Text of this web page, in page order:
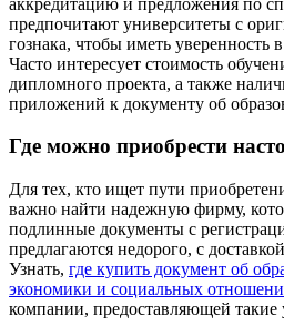
предпочитают университеты с
гознака, чтобы иметь уверенность
Часто интересует стоимость
дипломного проекта, а также
приложений к документу об
Где можно приобрести
Для тех, кто ищет пути
важно найти надежную фирму,
подлинные документы с
предлагаются недорого, с
Узнать, где купить документ об
экономики и социальных
компании, предоставляющей такие